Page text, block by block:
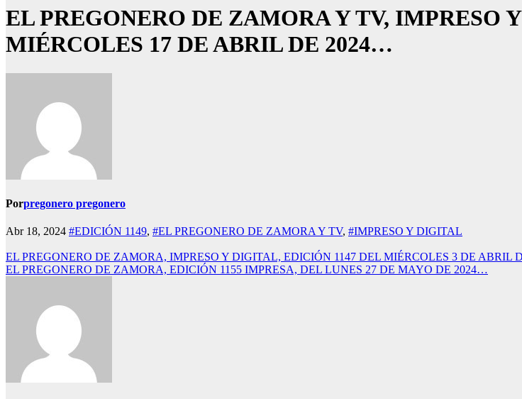
EL PREGONERO DE ZAMORA Y TV, IMPRESO
MIÉRCOLES 17 DE ABRIL DE 2024…
Porpregonero pregonero
Abr 18, 2024 #EDICIÓN 1149, #EL PREGONERO DE ZAMORA Y TV, #IMPRESO Y DIGITAL
Navegación
de
EL PREGONERO DE ZAMORA, IMPRESO Y DIGITAL, EDICIÓN 1147 DEL MIÉRCOLES 3 DE ABRIL
EL PREGONERO DE ZAMORA, EDICIÓN 1155 IMPRESA, DEL LUNES 27 DE MAYO DE 2024…